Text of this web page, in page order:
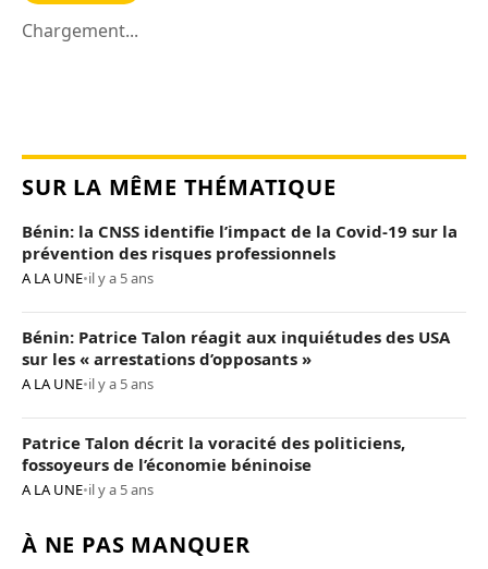
Chargement...
SUR LA MÊME THÉMATIQUE
Bénin: la CNSS identifie l’impact de la Covid-19 sur la
prévention des risques professionnels
A LA UNE•il y a 5 ans
Bénin: Patrice Talon réagit aux inquiétudes des USA
sur les « arrestations d’opposants »
A LA UNE•il y a 5 ans
Patrice Talon décrit la voracité des politiciens,
fossoyeurs de l’économie béninoise
A LA UNE•il y a 5 ans
À NE PAS MANQUER